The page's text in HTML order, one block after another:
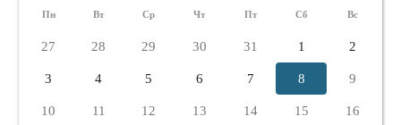
Пн Вт Ср Чт Пт Сб Вс
27 28 29 30 31 1 2
3 4 5 6 7 8 9
10 11 12 13 14 15 16